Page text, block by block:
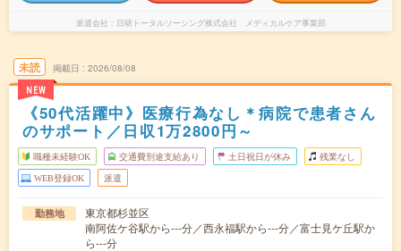
派遣会社 日研トータルソーシング株式会社 メディカルケア事業部
未読
NEW
掲載日 2026/08/08
《50代活躍中》医療行為なし＊病院で患者さん
のサポート／日収1万2800円～
職種未経験OK 交通費別途支給あり 土日祝日が休み 残業なし
WEB登録OK 派遣
勤務地
東京都杉並区
南阿佐ケ谷駅から---分／西永福駅から---分／富士見ケ丘駅か
ら---分